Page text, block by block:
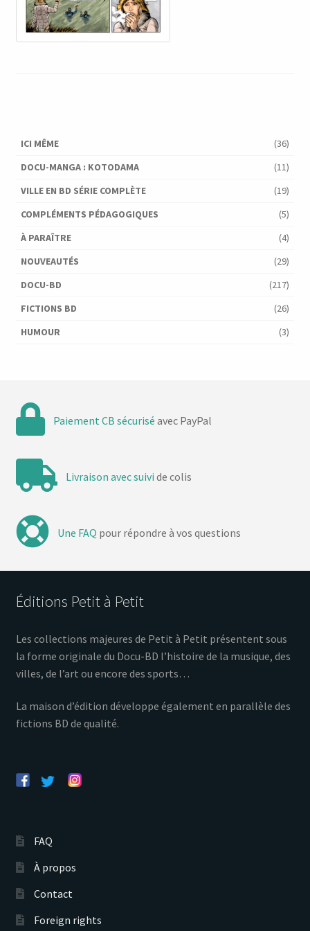
ICI MÊME
(36)
DOCU-MANGA : KOTODAMA
(11)
VILLE EN BD SÉRIE COMPLÈTE
(19)
COMPLÉMENTS PÉDAGOGIQUES
(5)
À PARAÎTRE
(4)
NOUVEAUTÉS
(29)
DOCU-BD
(217)
FICTIONS BD
(26)
HUMOUR
(3)
Paiement CB sécurisé avec PayPal
Livraison avec suivi de colis
Une FAQ pour répondre à vos questions
Éditions Petit à Petit
Les collections majeures de Petit à Petit présentent sous
la forme originale du Docu-BD l’histoire de la musique, des
villes, de l’art ou encore des sports…
La maison d’édition développe également en parallèle des
fictions BD de qualité.
FAQ
À propos
Contact
Foreign rights